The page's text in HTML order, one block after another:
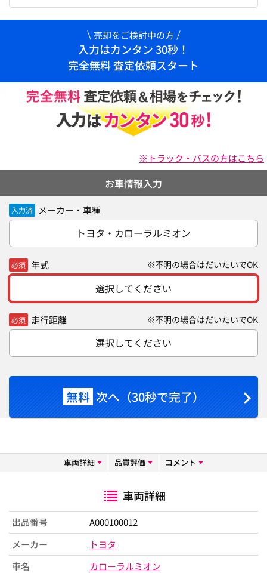
売却をご検討中の方
入力はカンタン 30秒！
完全無料 査定依頼スタート
※トラック・バスの方はこちら
お車情報入力
入力済 メーカー・車種
トヨタ・カローラルミオン
必須 年式 ※不明の場合はだいたいでOK
選択してください
必須 走行距離 ※不明の場合はだいたいでOK
選択してください
無料 次へ（30秒で完了）
車両詳細 品質評価 コメント
車両詳細
出品番号
A000100012
メーカー
トヨタ
車名
カローラルミオン